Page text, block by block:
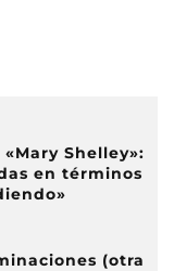
Shelley»:
en términos
(otra